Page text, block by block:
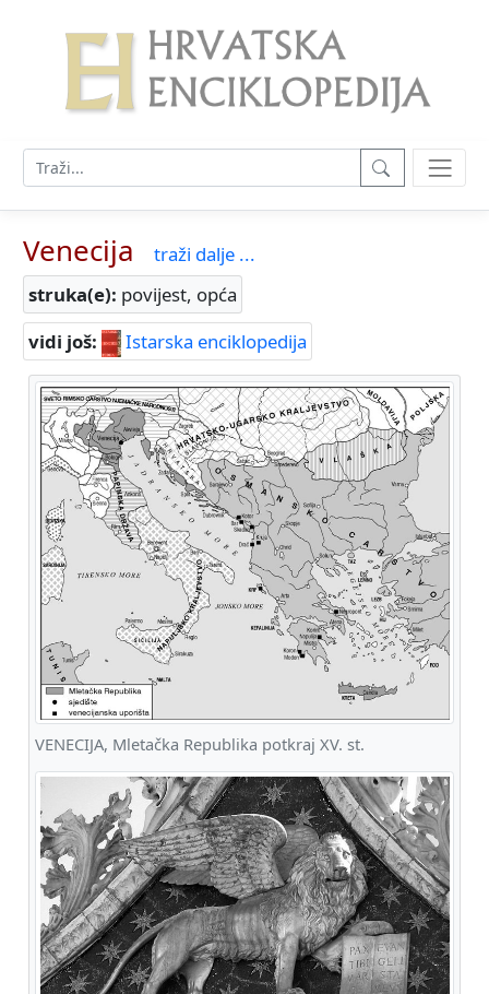
Venecija
traži dalje ...
struka(e): povijest, opća
vidi još:
Istarska enciklopedija
VENECIJA, Mletačka Republika potkraj XV. st.